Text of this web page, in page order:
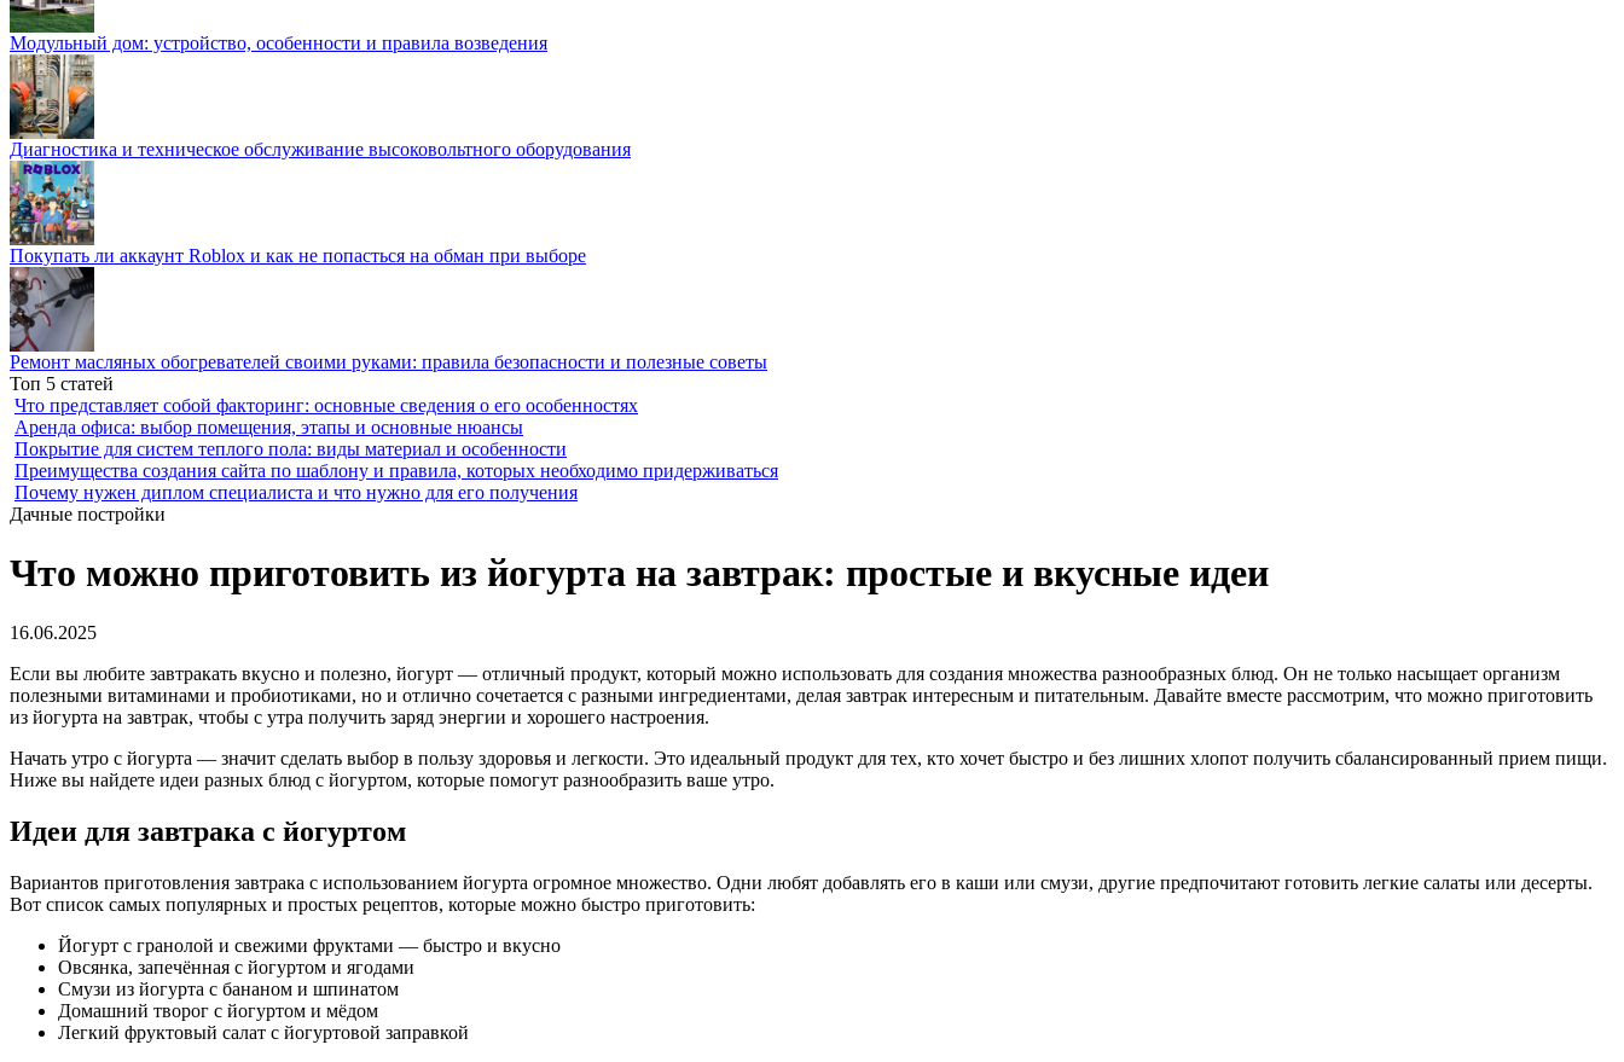
Модульный дом: устройство, особенности и правила возведения
Диагностика и техническое обслуживание высоковольтного оборудования
Покупать ли аккаунт Roblox и как не попасться на обман при выборе
Ремонт масляных обогревателей своими руками: правила безопасности и полезные советы
Топ 5 статей
Что представляет собой факторинг: основные сведения о его особенностях
Аренда офиса: выбор помещения, этапы и основные нюансы
Покрытие для систем теплого пола: виды материал и особенности
Преимущества создания сайта по шаблону и правила, которых необходимо придерживаться
Почему нужен диплом специалиста и что нужно для его получения
Дачные постройки
Что можно приготовить из йогурта на завтрак: простые и вкусные идеи
16.06.2025
Если вы любите завтракать вкусно и полезно, йогурт — отличный продукт, который можно использовать для создания множества разнообразных блюд. Он не только насыщает организм
полезными витаминами и пробиотиками, но и отлично сочетается с разными ингредиентами, делая завтрак интересным и питательным. Давайте вместе рассмотрим, что можно приготовить
из йогурта на завтрак, чтобы с утра получить заряд энергии и хорошего настроения.
Начать утро с йогурта — значит сделать выбор в пользу здоровья и легкости. Это идеальный продукт для тех, кто хочет быстро и без лишних хлопот получить сбалансированный прием пищи.
Ниже вы найдете идеи разных блюд с йогуртом, которые помогут разнообразить ваше утро.
Идеи для завтрака с йогуртом
Вариантов приготовления завтрака с использованием йогурта огромное множество. Одни любят добавлять его в каши или смузи, другие предпочитают готовить легкие салаты или десерты.
Вот список самых популярных и простых рецептов, которые можно быстро приготовить:
Йогурт с гранолой и свежими фруктами — быстро и вкусно
Овсянка, запечённая с йогуртом и ягодами
Смузи из йогурта с бананом и шпинатом
Домашний творог с йогуртом и мёдом
Легкий фруктовый салат с йогуртовой заправкой